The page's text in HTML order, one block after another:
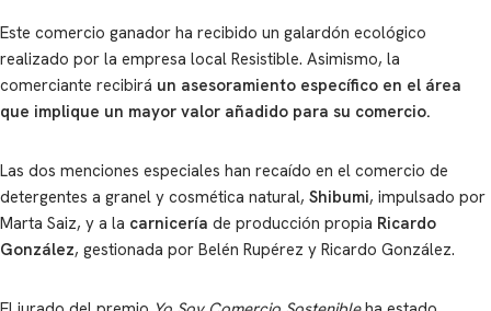
Este comercio ganador ha recibido un galardón ecológico
realizado por la empresa local Resistible. Asimismo, la
comerciante recibirá un asesoramiento específico en el área
que implique un mayor valor añadido para su comercio.
Las dos menciones especiales han recaído en el comercio de
detergentes a granel y cosmética natural, Shibumi, impulsado por
Marta Saiz, y a la carnicería de producción propia Ricardo
González, gestionada por Belén Rupérez y Ricardo González.